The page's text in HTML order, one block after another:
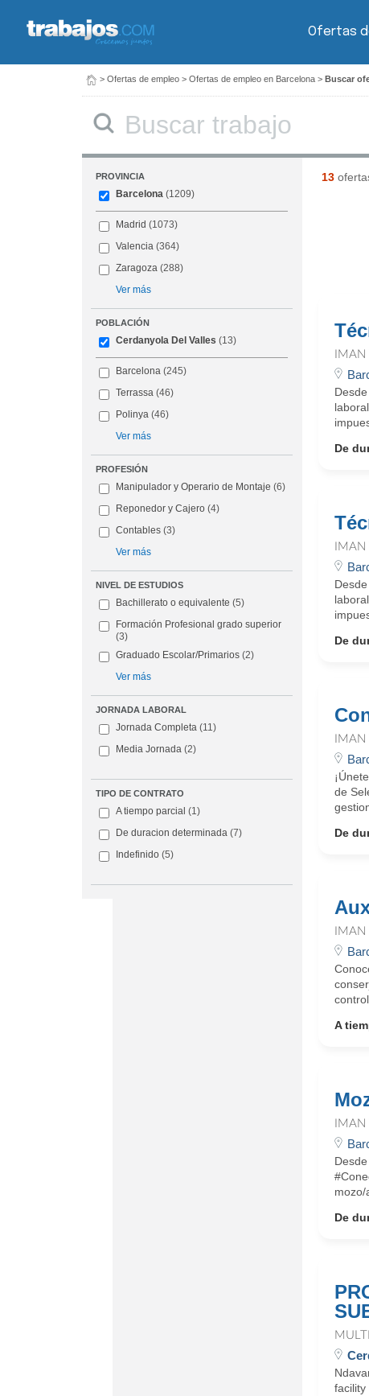
Ofertas
> Ofertas de empleo > Ofertas de empleo en Barcelona > Buscar
PROVINCIA
Barcelona (1209)
Madrid (1073)
Valencia (364)
Zaragoza (288)
Ver más
POBLACIÓN
Cerdanyola Del Valles (13)
Barcelona (245)
Terrassa (46)
Polinya (46)
Ver más
PROFESIÓN
Manipulador y Operario de Montaje (6)
Reponedor y Cajero (4)
Contables (3)
Ver más
NIVEL DE ESTUDIOS
Bachillerato o equivalente (5)
Formación Profesional grado superior
(3)
Graduado Escolar/Primarios (2)
Ver más
JORNADA LABORAL
Jornada Completa (11)
Media Jornada (2)
TIPO DE CONTRATO
A tiempo parcial (1)
De duracion determinada (7)
Indefinido (5)
13
De
De
de
De
A
mozo/
De
facility